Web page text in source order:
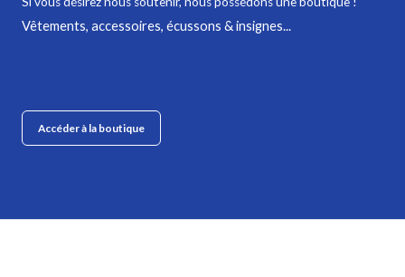
Vêtements, accessoires, écussons & insignes...
Accéder à la boutique